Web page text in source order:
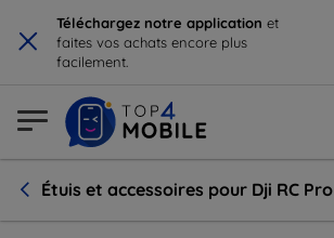
× Téléchargez notre application et
faites vos achats encore plus
facilement.
Étuis et accessoires pour Dji RC Pro